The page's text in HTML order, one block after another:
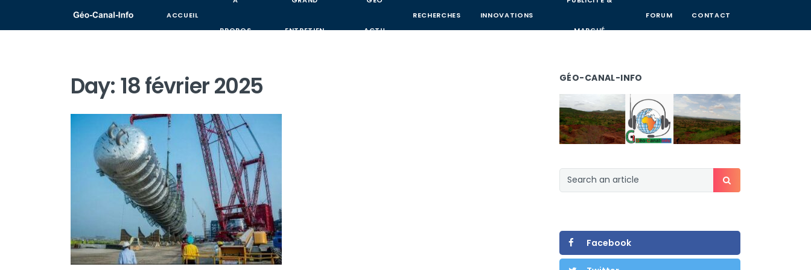
ACCUEIL
PROPOS ENTRETIEN ACTU
RECHERCHES INNOVATIONS
MARCHÉ
FORUM CONTACT
Day: 18 février 2025 GÉO-CANAL-INFO
Facebook